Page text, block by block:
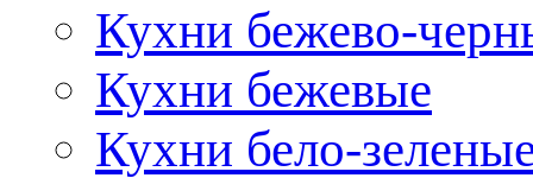
Кухни бежево-
Кухни бежевые
Кухни бело-